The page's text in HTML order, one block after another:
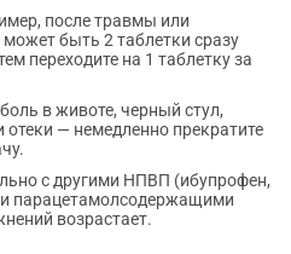
после травмы или
быть 2 таблетки сразу
переходите на 1 таблетку за
в животе, черный стул,
— немедленно прекратите
с другими НПВП (ибупрофен,
парацетамолсодержащими
возрастает.